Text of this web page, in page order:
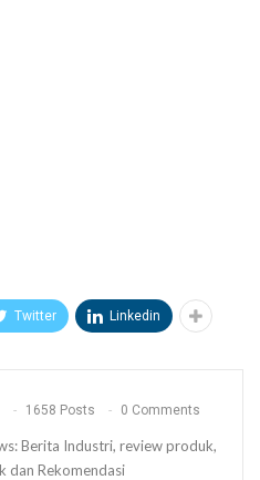
Twitter Linkedin
1658 Posts 0 Comments
Berita Industri, review produk,
dan Rekomendasi